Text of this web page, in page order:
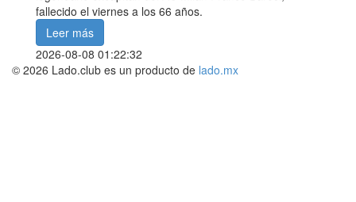
fallecido el viernes a los 66 años.
Leer más
2026-08-08 01:22:32
© 2026 Lado.club es un producto de lado.mx